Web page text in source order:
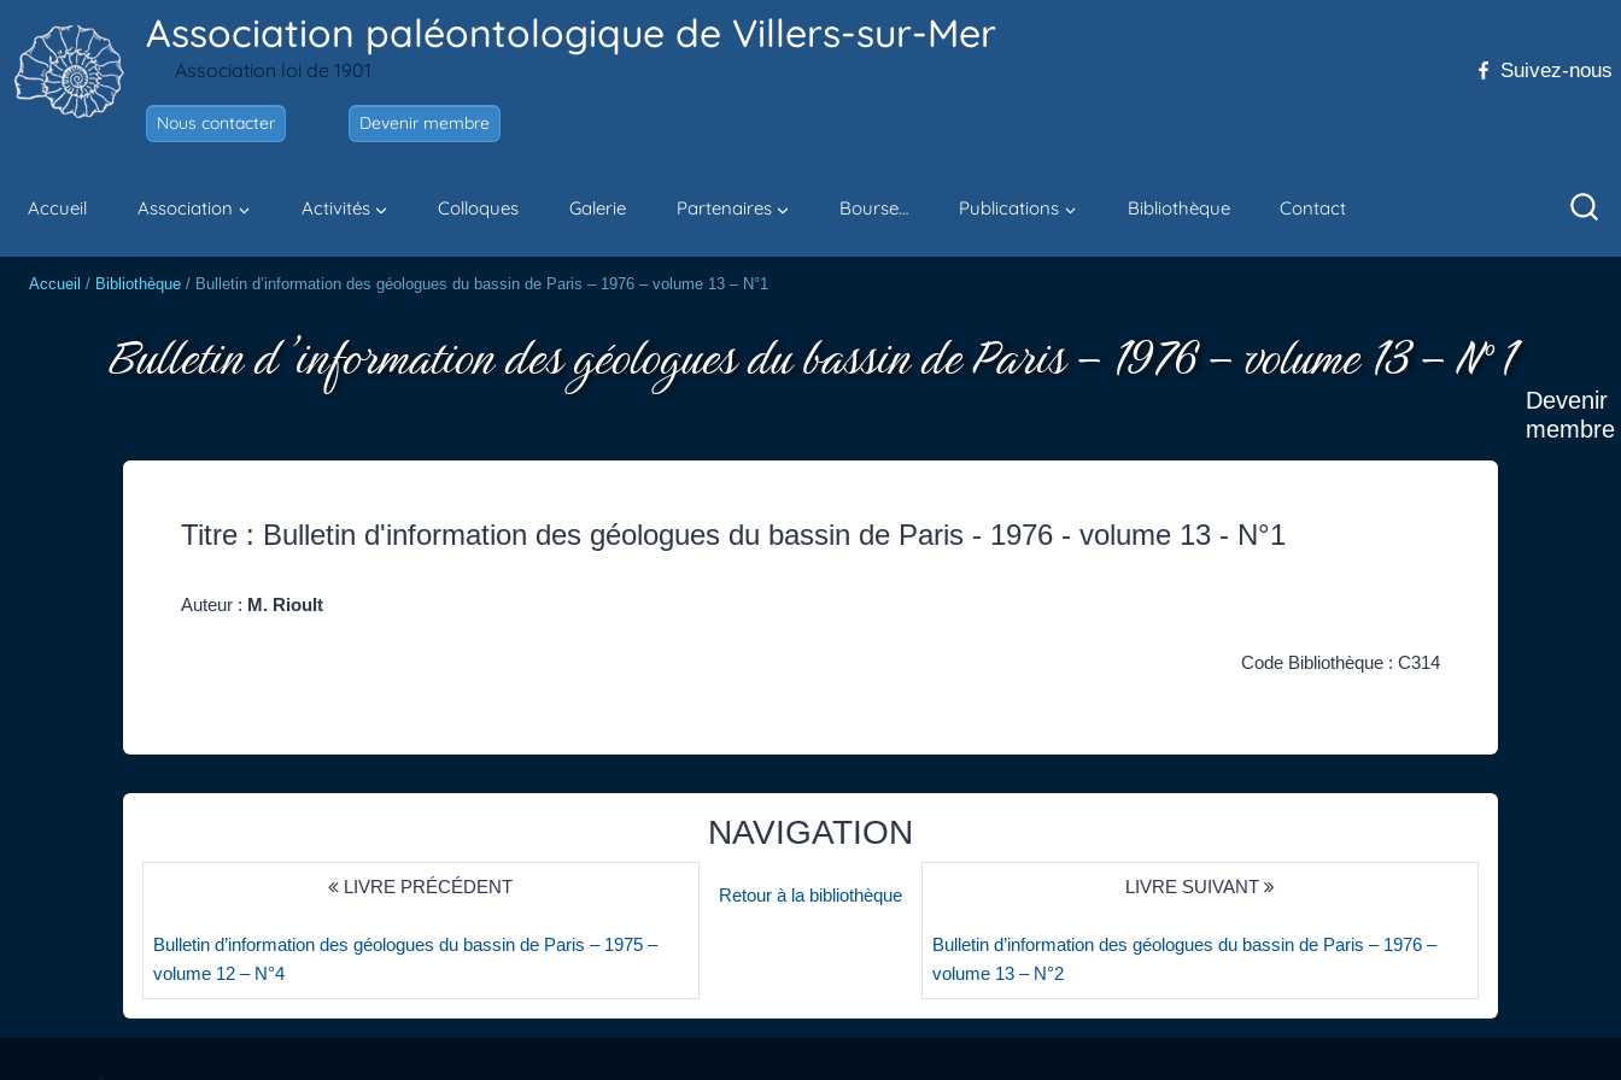
contenu
Association paléontologique de Villers-sur-Mer
Association loi de 1901
Nous contacter Devenir membre
Suivez-nous
Accueil Association Activités Colloques Galerie Partenaires Bourse… Publications Bibliothèque Contact
Devenir
membre
Accueil / Bibliothèque / Bulletin d’information des géologues du bassin de Paris – 1976 – volume 13 – N°1
Bulletin d’information des géologues du bassin de Paris – 1976 – volume 13 – N°1
Titre : Bulletin d'information des géologues du bassin de Paris - 1976 - volume 13 - N°1
Auteur : M. Rioult
Code Bibliothèque : C314
NAVIGATION
LIVRE PRÉCÉDENT
Bulletin d’information des géologues du bassin de Paris – 1975 –
volume 12 – N°4
Retour à la bibliothèque LIVRE SUIVANT
Bulletin d’information des géologues du bassin de Paris – 1976 –
volume 13 – N°2